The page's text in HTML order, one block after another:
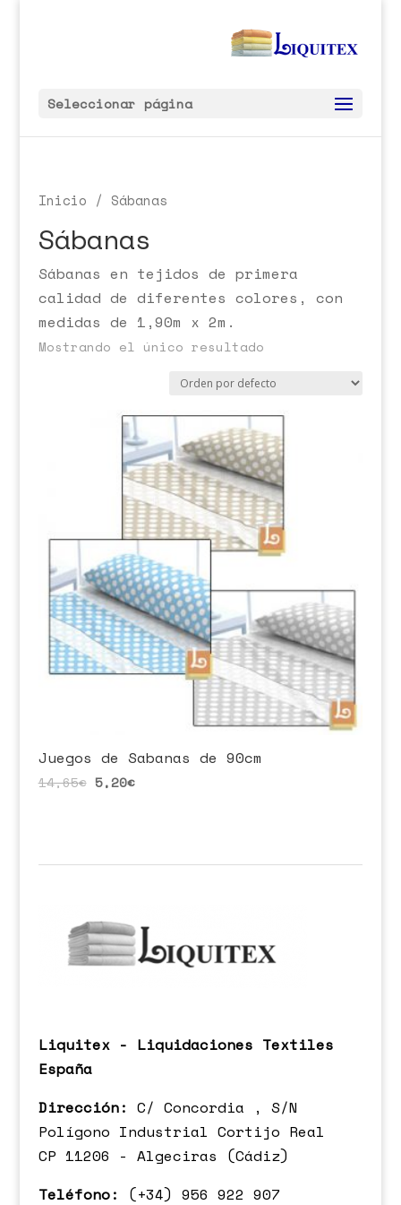
Seleccionar página
Inicio / Sábanas
Sábanas
Sábanas en tejidos de primera
calidad de diferentes colores, con
medidas de 1,90m x 2m.
Mostrando el único resultado
Juegos de Sabanas de 90cm
14,65€ 5,20€
Liquitex - Liquidaciones Textiles
España
Dirección: C/ Concordia , S/N
Polígono Industrial Cortijo Real
CP 11206 - Algeciras (Cádiz)
Teléfono:
(+34) 956 922 907